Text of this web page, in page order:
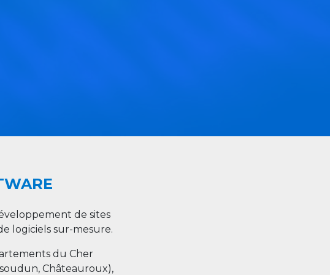
de sites
logiciels sur-mesure.
du Cher
Châteauroux),